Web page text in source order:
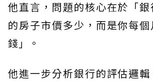
他直言，問題的核心在於「
的房子市價多少，而是你每
錢」。
他進一步分析銀行的評估邏